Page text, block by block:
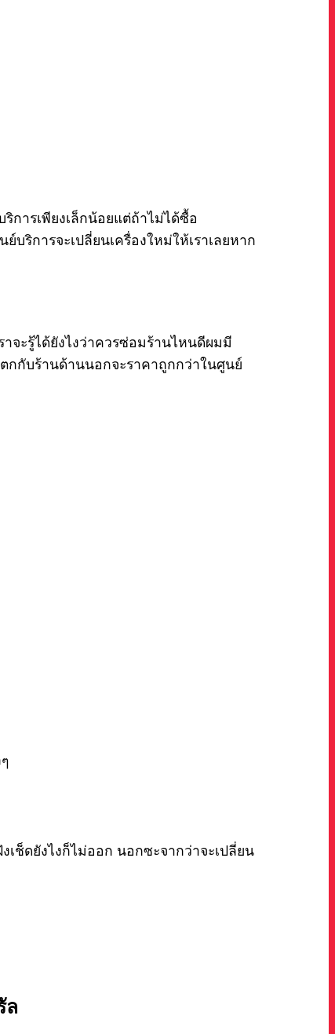
ริการเพียงเล็กน้อยแต่ถ้าไม่ได้ซื้อ
บริการจะเปลี่ยนเครื่องใหม่ให้เราเลยหาก
จะรู้ได้ยังไงว่าควรซ่อมร้านไหนดีผมมี
กกับร้านด้านนอกจะราคาถูกกว่าในศูนย์
ช็ดยังไงก็ไม่ออก นอกซะจากว่าจะเปลี่ยน
ล